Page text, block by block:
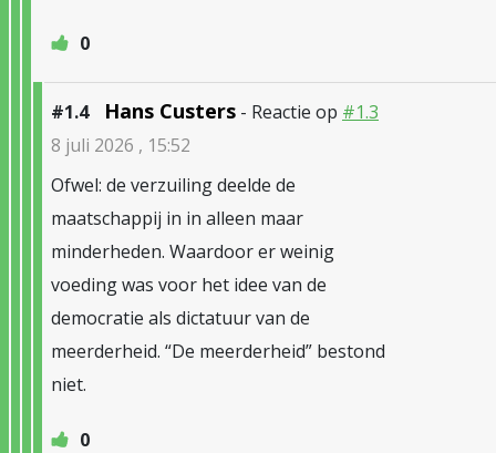
0
#1.4 Hans Custers - Reactie op #1.3
8 juli 2026 , 15:52
Ofwel: de verzuiling deelde de
maatschappij in in alleen maar
minderheden. Waardoor er weinig
voeding was voor het idee van de
democratie als dictatuur van de
meerderheid. “De meerderheid” bestond
niet.
0